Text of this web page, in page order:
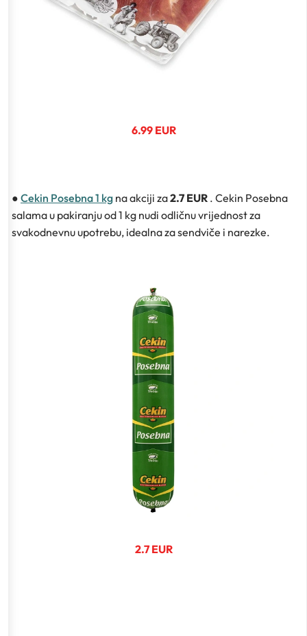
6.99 EUR
● Cekin Posebna 1 kg na akciji za2.7 EUR . Cekin Posebna
salama u pakiranju od 1 kg nudi odličnu vrijednost za
svakodnevnu upotrebu, idealna za sendviče i narezke.
2.7 EUR